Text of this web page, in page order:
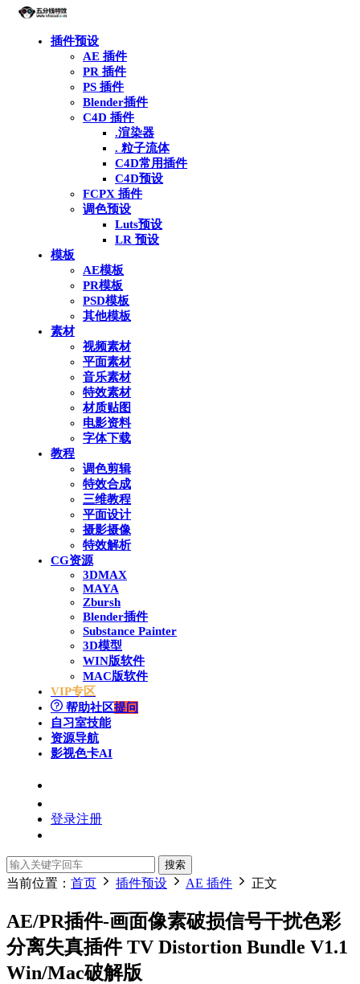
插件预设
AE 插件
PR 插件
PS 插件
Blender插件
C4D 插件
.渲染器
. 粒子流体
C4D常用插件
C4D预设
FCPX 插件
调色预设
Luts预设
LR 预设
模板
AE模板
PR模板
PSD模板
其他模板
素材
视频素材
平面素材
音乐素材
特效素材
材质贴图
电影资料
字体下载
教程
调色剪辑
特效合成
三维教程
平面设计
摄影摄像
特效解析
CG资源
3DMAX
MAYA
Zbursh
Blender插件
Substance Painter
3D模型
WIN版软件
MAC版软件
VIP专区
帮助社区提问
自习室技能
资源导航
影视色卡AI
登录注册
搜索
当前位置： 首页 插件预设 AE 插件 正文
AE/PR插件-画面像素破损信号干扰色彩
分离失真插件 TV Distortion Bundle V1.1
Win/Mac破解版